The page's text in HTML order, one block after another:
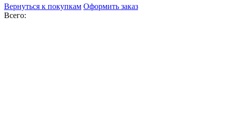
Вернуться к покупкам Оформить заказ
Всего: